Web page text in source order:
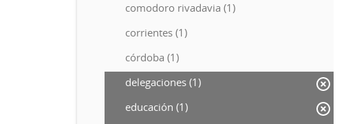
comodoro rivadavia (1)
corrientes (1)
córdoba (1)
delegaciones (1)
educación (1)